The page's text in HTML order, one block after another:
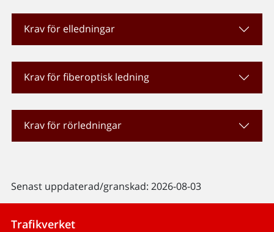
Krav för elledningar
Krav för fiberoptisk ledning
Krav för rörledningar
Senast uppdaterad/granskad: 2026-08-03
Trafikverket